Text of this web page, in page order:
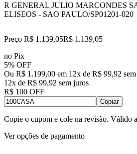
R GENERAL JULIO MARCONDES
ELISEOS - SAO PAULO/SP01201-020
Preço R$ 1.139,05R$ 1.139,05
no Pix
5% OFF
Ou R$ 1.199,00 em 12x de R$ 99,92
12x de R$ 99,92 sem juros
R$ 100 OFF
Copiar
Copie o cupom e cole na revisão. Válido
Ver opções de pagamento